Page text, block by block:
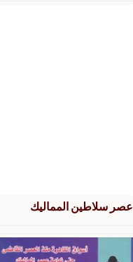
عصر سلاطين المماليك